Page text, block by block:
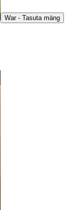
War - Tasuta mäng